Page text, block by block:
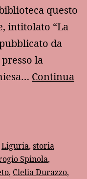
questo
intitolato “La
da
la
Continua
Liguria, storia
Spinola,
, Clelia Durazzo,